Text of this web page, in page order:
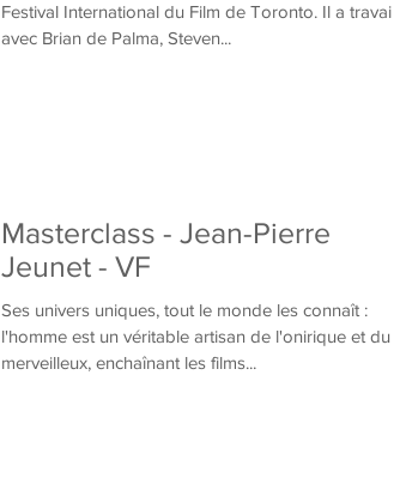
Festival International du Film de Toronto. Il a travaillé
avec Brian de Palma, Steven...
Masterclass - Jean-Pierre
Jeunet - VF
Ses univers uniques, tout le monde les connaît :
l'homme est un véritable artisan de l'onirique et du
merveilleux, enchaînant les films...